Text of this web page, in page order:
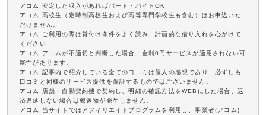
アコム 安定した収入があればパート・バイトOK
アコム 高校生（定時制高校生および高等専門学校生も含む）はお申込いた
だけません。
アコム ご利用の際は貸付け条件をよく読み、計画的な借り入れを心がけて
ください
アコム アコムが不適切と判断した場合、金利0円サービスが適用されない可
能性があります。
アコム 記事内で紹介している全ての口コミは個人の感想であり、必ずしも
口コミと同様のサービス提供を保証するものではございません。
アコム 店舗・自動契約機で契約し、明細の確認方法をWEBにした場合、返
済遅延しない場合は郵送物が発生しません。
アコム 当サイトではアフィリエイトプログラムを利用し、事業者(アコム)